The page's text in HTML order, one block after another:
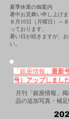
夏季休業の御案内
暑中お見舞い申し上げま
８月10日（月曜日）～
っております。
暑い日が続きますが、
い。
「銀座情報」 最新
号）アップしました
月刊「銀座情報」
品の追加写真・補足